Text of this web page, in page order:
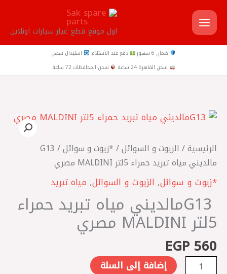
تخطي
إلى
المحتوى
اول موقع قطع غيار سيارات اونلاين
ضمان 6 شهور دفع عند الاستلام
استبدال سهل
شحن القاهرة 24 ساعة
شحن المحافظات 72 ساعة
الرئيسية/ الزيوت و السوائل/ *زيوت و سوائل / G13
*زيوت و سوائل, الزيوت و السوائل, مياه تبريد
G13 ‎مالديني مياه تبريد حمراء
5لتر MALDINI مصري
EGP 560
كمية
‎مالديني
مياه
حمراء
5لتر
MALDINI
مصري
إضافة إلى السلة